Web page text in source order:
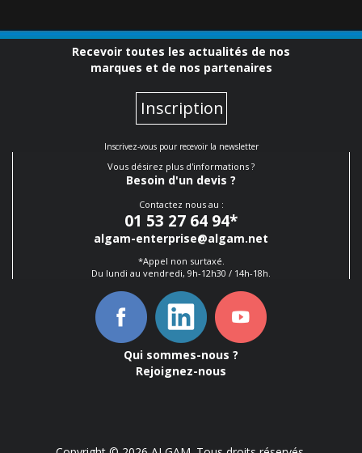
Recevoir toutes les actualités de nos
marques et de nos partenaires
Inscription
Inscrivez-vous pour recevoir la newsletter
Vous désirez plus d'informations ?
Besoin d'un devis ?
Contactez nous au :
01 53 27 64 94*
algam-enterprise@algam.net
*Appel non surtaxé.
Du lundi au vendredi, 9h-12h30 / 14h-18h.
Qui sommes-nous ?
Rejoignez-nous